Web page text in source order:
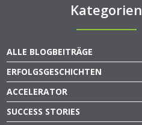
Kategorien
ALLE BLOGBEITRÄGE
ERFOLGSGESCHICHTEN
ACCELERATOR
SUCCESS STORIES